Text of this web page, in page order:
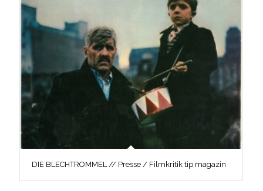
DIE BLECHTROMMEL // Presse / Filmkritik tip magazin